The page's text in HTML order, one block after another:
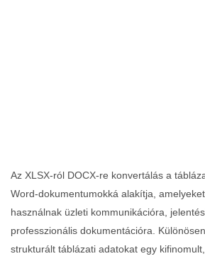
Az XLSX‑ról DOCX‑re konvertálás a
Word‑dokumentumokká alakítja,
használnak üzleti kommunikációra,
professzionális dokumentációra.
strukturált táblázati adatokat egy